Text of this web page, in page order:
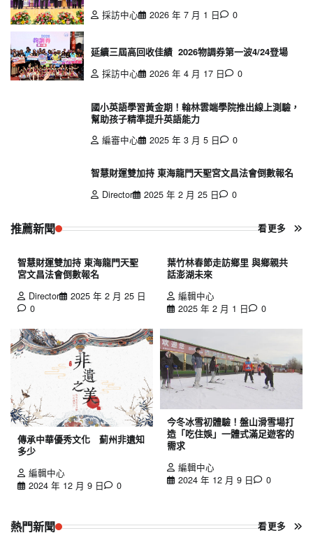
採訪中心
2026 年 7 月 1 日 0
延續三屆高回收佳績 2026物調券第一波4/24登場
採訪中心
2026 年 4 月 17 日 0
國小英語學習黃金期！翰林雲端學院推出線上測驗，
幫助孩子精準提升英語能力
編審中心
2025 年 3 月 5 日 0
智慧財運雙加持 東海龍門天聖宮文昌法會倒數報名
Director
2025 年 2 月 25 日 0
推薦新聞 看更多
智慧財運雙加持 東海龍門天聖
宮文昌法會倒數報名
Director
2025 年 2 月 25 日
0
葉竹林春節走訪鄉里 與鄉親共
話澎湖未來
編輯中心
2025 年 2 月 1 日
0
傳承中華優秀文化 薊州非遺知
多少
編輯中心
2024 年 12 月 9 日
0
今冬冰雪初體驗！盤山滑雪場打
造「吃住娛」一體式滿足遊客的
需求
編輯中心
2024 年 12 月 9 日
0
熱門新聞 看更多